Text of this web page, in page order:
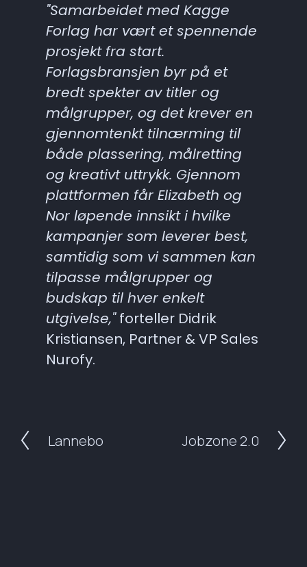
"Samarbeidet med Kagge
Forlag har vært et spennende
prosjekt fra start.
Forlagsbransjen byr på et
bredt spekter av titler og
målgrupper, og det krever en
gjennomtenkt tilnærming til
både plassering, målretting
og kreativt uttrykk. Gjennom
plattformen får Elizabeth og
Nor løpende innsikt i hvilke
kampanjer som leverer best,
samtidig som vi sammen kan
tilpasse målgrupper og
budskap til hver enkelt
utgivelse," forteller Didrik
Kristiansen, Partner & VP Sales
Nurofy.
P
Lannebo
N
Jobzone 2.0